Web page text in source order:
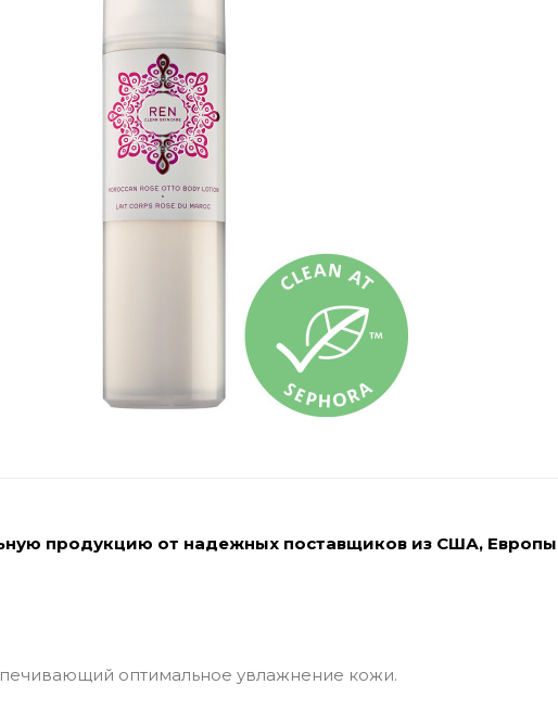
продукцию от надежных поставщиков из США,
оптимальное увлажнение кожи.